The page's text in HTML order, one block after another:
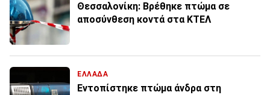
Θεσσαλονίκη: Βρέθηκε πτώμα σε
αποσύνθεση κοντά στα ΚΤΕΛ
ΕΛΛΑΔΑ
Εντοπίστηκε πτώμα άνδρα στη